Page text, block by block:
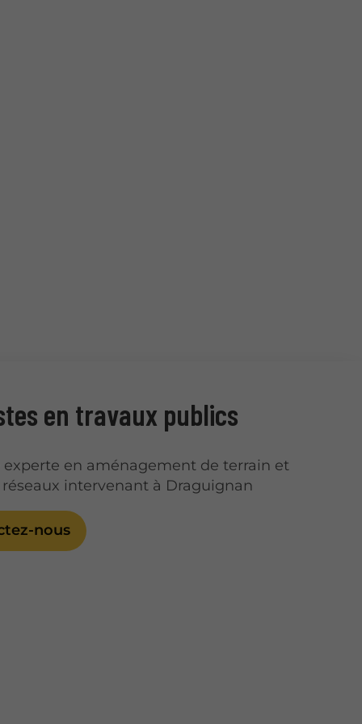
en travaux publics
experte en aménagement de terrain et
intervenant à Draguignan
nous